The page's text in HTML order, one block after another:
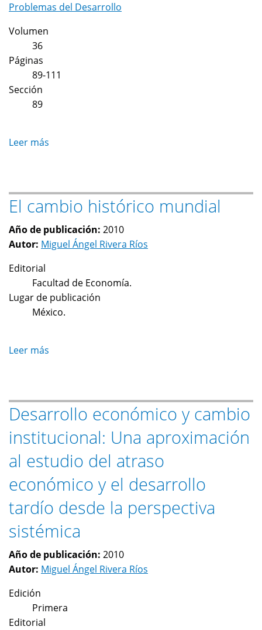
Problemas del Desarrollo
Volumen
36
Páginas
89-111
Sección
89
Leer más
cluster
electrónico
de
Guadalajara
el
nuevo
aprendizaje
El cambio histórico mundial
Año de publicación: 2010
Autor: Miguel Ángel Rivera Ríos
Editorial
Facultad de Economía.
Lugar de publicación
México.
Leer más
mundial
Desarrollo económico y cambio
institucional: Una aproximación
al estudio del atraso
económico y el desarrollo
tardío desde la perspectiva
sistémica
Año de publicación: 2010
Autor: Miguel Ángel Rivera Ríos
Edición
Primera
Editorial